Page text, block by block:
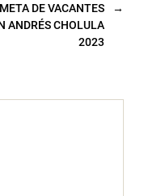
→
DE VACANTES
ANDRÉS CHOLULA
2023